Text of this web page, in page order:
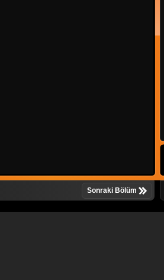
Sonraki Bölüm